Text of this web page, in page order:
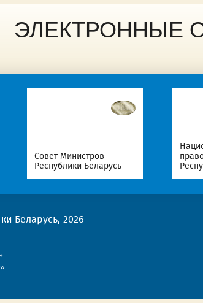
ЭЛЕКТРОННЫЕ
Совет Министров
Республики Беларусь
Беларусь, 2026